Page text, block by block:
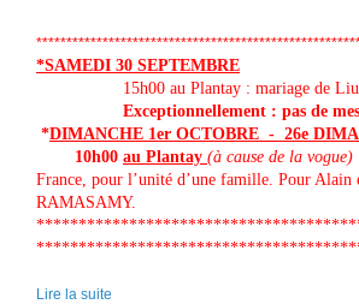
*SAMEDI 30 SEPTEMBRE
15h00 au Plantay : mariage de
Exceptionnellement : pas
*DIMANCHE 1er OCTOBRE - 26e
10h00 au Plantay (à cause de la vogue)
France, pour l’unité d’une famille. Pour Alain
RAMASAMY.
Lire la suite